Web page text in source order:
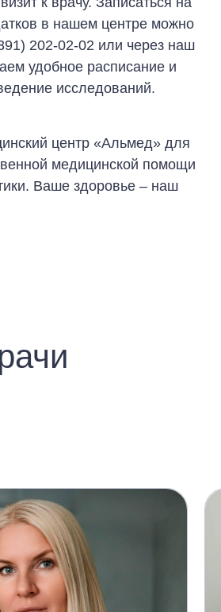
в нашем центре можно
202-02-02 или через наш
удобное расписание и
исследований.
центр «Альмед» для
медицинской помощи
Ваше здоровье – наш